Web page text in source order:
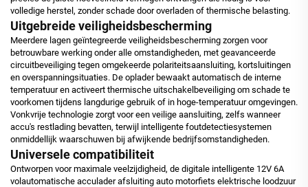
volledige herstel, zonder schade door overladen of thermische belasting.
Uitgebreide veiligheidsbescherming
Meerdere lagen geïntegreerde veiligheidsbescherming zorgen voor
betrouwbare werking onder alle omstandigheden, met geavanceerde
circuitbeveiliging tegen omgekeerde polariteitsaansluiting, kortsluitingen
en overspanningsituaties. De oplader bewaakt automatisch de interne
temperatuur en activeert thermische uitschakelbeveiliging om schade te
voorkomen tijdens langdurige gebruik of in hoge-temperatuur omgevingen.
Vonkvrije technologie zorgt voor een veilige aansluiting, zelfs wanneer
accu's restlading bevatten, terwijl intelligente foutdetectiesystemen
onmiddellijk waarschuwen bij afwijkende bedrijfsomstandigheden.
Universele compatibiliteit
Ontworpen voor maximale veelzijdigheid, de digitale intelligente 12V 6A
volautomatische acculader afsluiting auto motorfiets elektrische loodzuur